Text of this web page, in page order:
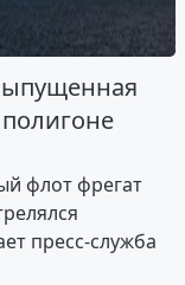
флот фрегат
пресс-служба